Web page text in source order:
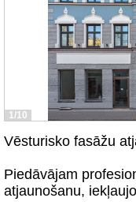
1/10
Vēsturisko fasāžu
Piedāvājam
atjaunošanu,